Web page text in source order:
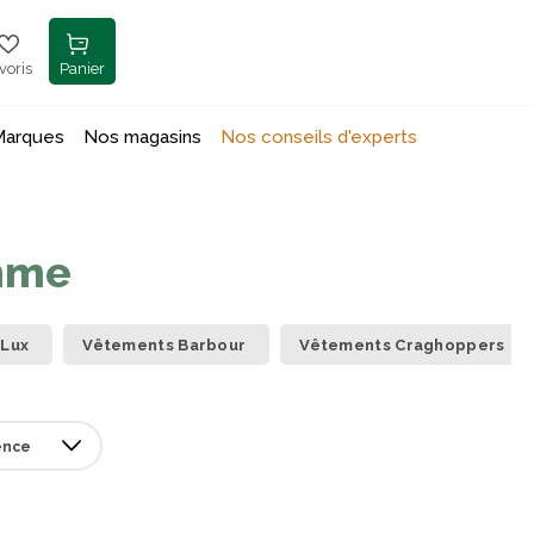
Panier
Nos magasins Nos conseils d'experts
Vêtements Barbour Vêtements Craghoppers